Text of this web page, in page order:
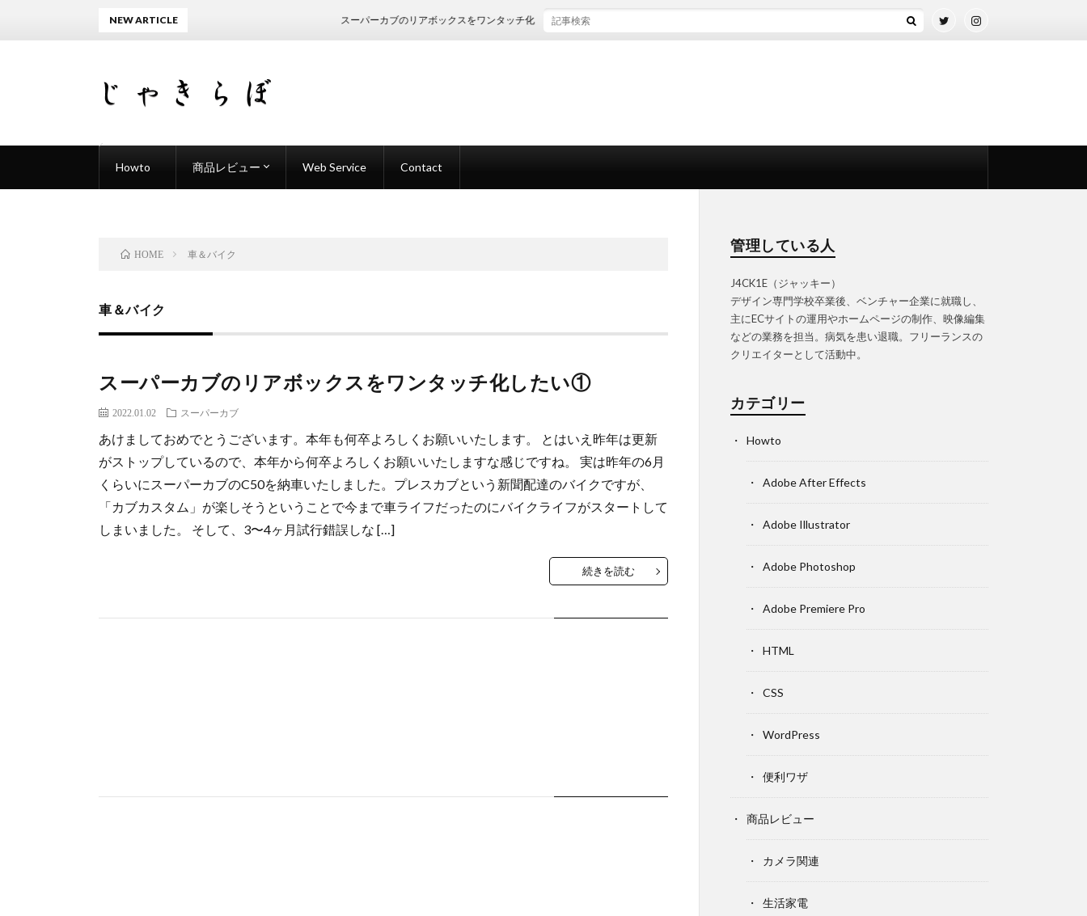
Howto 商品レビュー Web Service Contact
NEW ARTICLE スーパーカブのリアボックスをワンタッチ化したい①
HOME 車＆バイク
車＆バイク
スーパーカブのリアボックスをワンタッチ化したい①
2022.01.02 スーパーカブ
あけましておめでとうございます。本年も何卒よろしくお願いいたします。 とはいえ昨年は更新
がストップしているので、本年から何卒よろしくお願いいたしますな感じですね。 実は昨年の6月
くらいにスーパーカブのC50を納車いたしました。プレスカブという新聞配達のバイクですが、
「カブカスタム」が楽しそうということで今まで車ライフだったのにバイクライフがスタートして
しまいました。 そして、3〜4ヶ月試行錯誤しな […]
続きを読む
管理している人
J4CK1E（ジャッキー）
デザイン専門学校卒業後、ベンチャー企業に就職し、
主にECサイトの運用やホームページの制作、映像編集
などの業務を担当。病気を患い退職。フリーランスの
クリエイターとして活動中。
カテゴリー
Howto
Adobe After Effects
Adobe Illustrator
Adobe Photoshop
Adobe Premiere Pro
HTML
CSS
WordPress
便利ワザ
商品レビュー
カメラ関連
生活家電